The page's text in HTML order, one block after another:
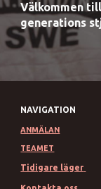
Välkommen
generations
NAVIGATION
ANMÄLAN
TEAMET
Tidigare läger